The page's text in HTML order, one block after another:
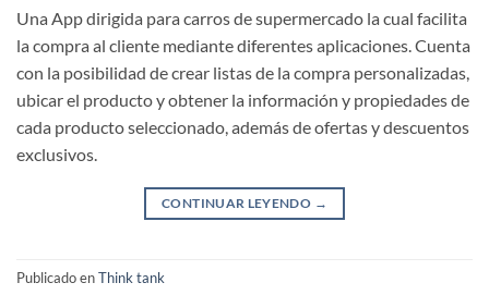
Una App dirigida para carros de supermercado la cual facilita
la compra al cliente mediante diferentes aplicaciones. Cuenta
con la posibilidad de crear listas de la compra personalizadas,
ubicar el producto y obtener la información y propiedades de
cada producto seleccionado, además de ofertas y descuentos
exclusivos.
CONTINUAR LEYENDO →
Publicado enThink tank